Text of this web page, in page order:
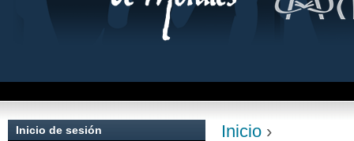
Inicio ›
Inicio de sesión